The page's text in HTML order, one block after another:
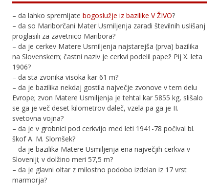
– da lahko spremljate bogoslužje iz bazilike V ŽIVO?
– da so Mariborčani Mater Usmiljenja zaradi številnih uslišanj
proglasili za zavetnico Maribora?
– da je cerkev Matere Usmiljenja najstarejša (prva) bazilika
na Slovenskem; častni naziv je cerkvi podelil papež Pij X. leta
1906?
– da sta zvonika visoka kar 61 m?
– da je bazilika nekdaj gostila največje zvonove v tem delu
Evrope; zvon Matere Usmiljenja je tehtal kar 5855 kg, slišalo
se ga je več deset kilometrov daleč, vzela pa ga je II.
svetovna vojna?
– da je v grobnici pod cerkvijo med leti 1941-78 počival bl.
škof A. M. Slomšek?
– da je bazilika Matere Usmiljenja ena največjih cerkva v
Sloveniji; v dolžino meri 57,5 m?
– da je glavni oltar z milostno podobo izdelan iz 17 vrst
marmorja?